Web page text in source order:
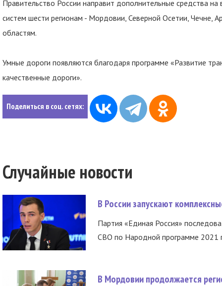
Правительство России направит дополнительные средства
систем шести регионам - Мордовии, Северной Осетии, Чечне,
областям.
Умные дороги появляются благодаря программе «Развитие
качественные дороги».
Поделиться в соц. сетях:
Случайные новости
В России запускают
Партия «Единая Россия»
СВО по Народной программе 2021
В Мордовии продолжается